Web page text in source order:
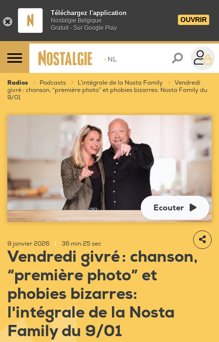
Téléchargez l'application
Nostalgie Belgique
Gratuit - Sur Google Play
OUVRIR
> NL
Radios Podcasts L'intégrale de la Nosta Family
Vendredi
givré : chanson, “première photo” et phobies bizarres: Nosta Family du
9/01
Ecouter
9 janvier 2026 36 min 25 sec
Vendredi givré : chanson,
“première photo” et
phobies bizarres:
l'intégrale de la Nosta
Family du 9/01